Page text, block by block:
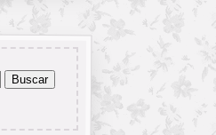
Buscar